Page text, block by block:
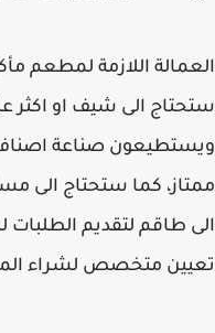
العمالة اللازمة لمطعم
ستحتاج الى شيف او اكثر
ويستطيعون صناعة
ممتاز، كما ستحتاج الى
الى طاقم لتقديم
تعيين متخصص لشراء